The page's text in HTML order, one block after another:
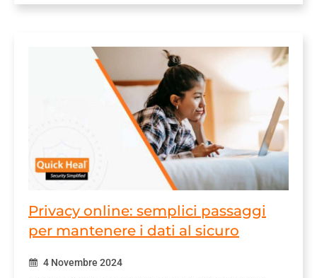
Privacy online: semplici passaggi
per mantenere i dati al sicuro
4 Novembre 2024